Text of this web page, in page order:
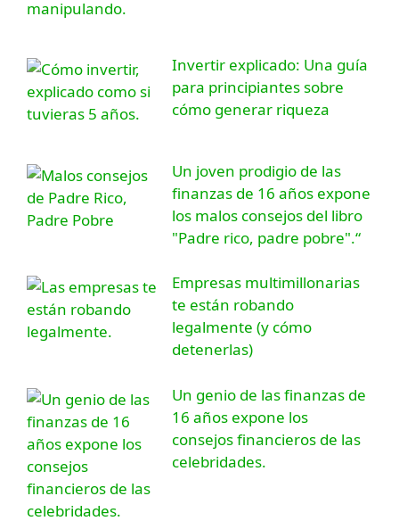
Invertir explicado: Una guía
para principiantes sobre
cómo generar riqueza
Un joven prodigio de las
finanzas de 16 años expone
los malos consejos del libro
"Padre rico, padre pobre".“
Empresas multimillonarias
te están robando
legalmente (y cómo
detenerlas)
Un genio de las finanzas de
16 años expone los
consejos financieros de las
celebridades.